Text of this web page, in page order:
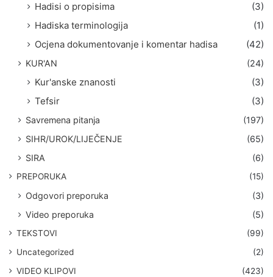
Hadisi o propisima
(3)
Hadiska terminologija
(1)
Ocjena dokumentovanje i komentar hadisa
(42)
KUR'AN (24)
Kur'anske znanosti
(3)
Tefsir
(3)
Savremena pitanja
(197)
SIHR/UROK/LIJEČENJE
(65)
SIRA
(6)
PREPORUKA (15)
Odgovori preporuka
(3)
Video preporuka
(5)
TEKSTOVI
(99)
Uncategorized
(2)
VIDEO KLIPOVI
(423)